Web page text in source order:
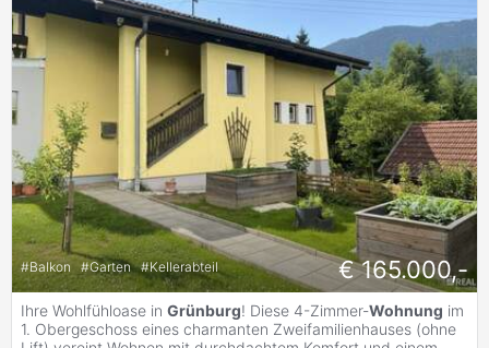
#Balkon #Garten #Kellerabteil € 165.000,-
Ihre Wohlfühloase in Grünburg! Diese 4-Zimmer-Wohnung im
1. Obergeschoss eines charmanten Zweifamilienhauses (ohne